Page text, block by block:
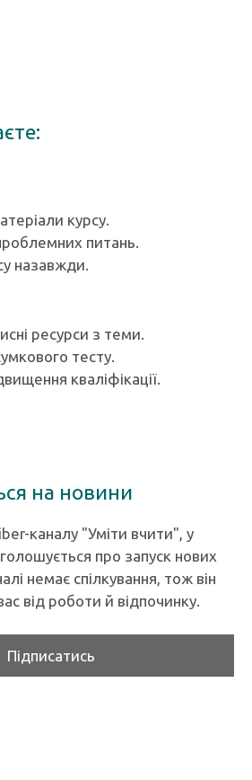
курсу.
питань.
назавжди.
ресурси з теми.
тесту.
кваліфікації.
на новини
каналу "Уміти вчити", у
про запуск нових
немає спілкування, тож він
від роботи й відпочинку.
Підписатись